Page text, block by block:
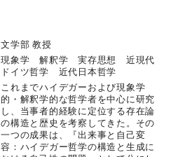
文学部 教授
現象学 解釈学 実存思想 近現代
ドイツ哲学 近代日本哲学
これまでハイデガーおよび現象学
的・解釈学的な哲学者を中心に研究
し、当事者的経験に定位する存在論
の構造と歴史を考察してきた。その
一つの成果は、『出来事と自己変
容：ハイデガー哲学の構造と生成に